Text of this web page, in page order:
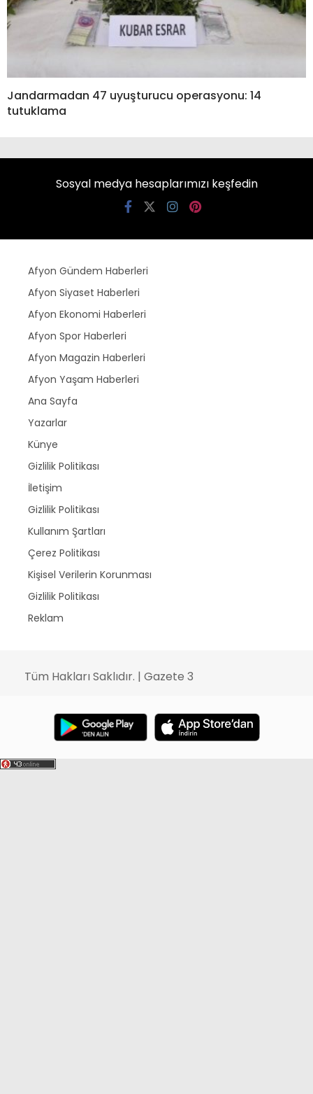
Jandarmadan 47 uyuşturucu operasyonu: 14
tutuklama
Sosyal medya hesaplarımızı keşfedin
Afyon Gündem Haberleri
Afyon Siyaset Haberleri
Afyon Ekonomi Haberleri
Afyon Spor Haberleri
Afyon Magazin Haberleri
Afyon Yaşam Haberleri
Ana Sayfa
Yazarlar
Künye
Gizlilik Politikası
İletişim
Gizlilik Politikası
Kullanım Şartları
Çerez Politikası
Kişisel Verilerin Korunması
Gizlilik Politikası
Reklam
Tüm Hakları Saklıdır. | Gazete 3